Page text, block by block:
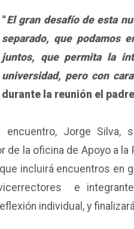
“El gran desafío de esta
separado, que podamos
juntos, que permita la
universidad, pero con
durante la reunión el
encuentro, Jorge Silva,
de la oficina de Apoyo a
incluirá encuentros en
e
individual, y